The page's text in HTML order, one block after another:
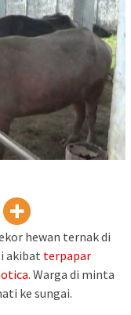
hewan ternak di
akibat terpapar
. Warga di minta
ke sungai.